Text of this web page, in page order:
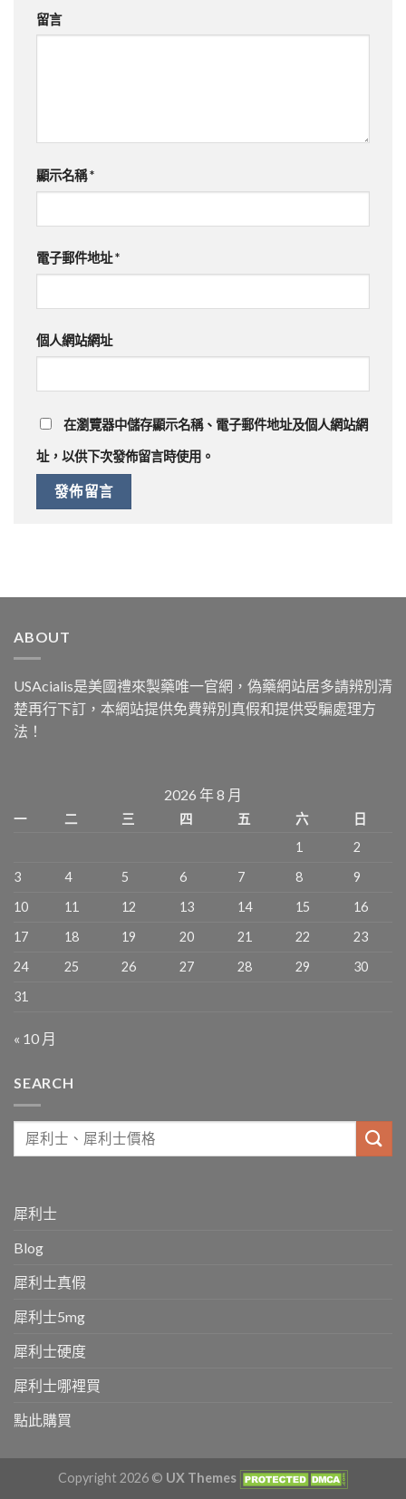
留言
顯示名稱*
電子郵件地址*
個人網站網址
在瀏覽器中儲存顯示名稱、電子郵件地址及個人網站網
址，以供下次發佈留言時使用。
ABOUT
USAcialis是美國禮來製藥唯一官網，偽藥網站居多請辨別清
楚再行下訂，本網站提供免費辨別真假和提供受騙處理方
法！
2026 年 8 月
一 二 三 四 五 六
日
1
2
3
4 5 6 7 8
9
10
11 12 13 14 15
16
17
18 19 20 21 22
23
24
25 26 27 28 29
30
31
« 10 月
SEARCH
犀利士
Blog
犀利士真假
犀利士5mg
犀利士硬度
犀利士哪裡買
點此購買
Copyright 2026 © UX Themes